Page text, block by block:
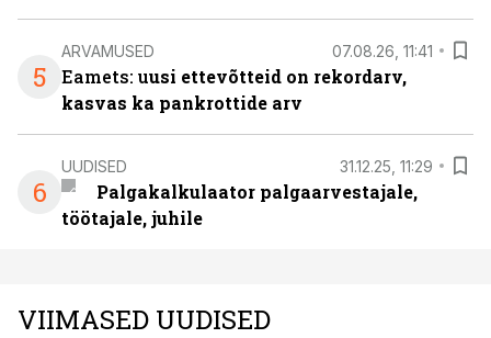
5
ARVAMUSED 07.08.26, 11:41
Eamets: uusi ettevõtteid on rekordarv,
kasvas ka pankrottide arv
6
UUDISED 31.12.25, 11:29
Palgakalkulaator palgaarvestajale,
töötajale, juhile
VIIMASED UUDISED